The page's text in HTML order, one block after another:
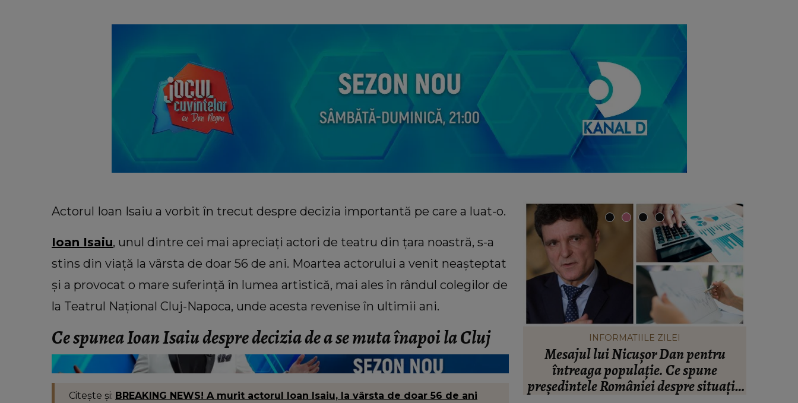
Actorul Ioan Isaiu a vorbit în trecut despre decizia importantă pe care a luat-o.
Ioan Isaiu, unul dintre cei mai apreciați actori de teatru din țara noastră, s-a
stins din viață la vârsta de doar 56 de ani. Moartea actorului a venit neașteptat
și a provocat o mare suferință în lumea artistică, mai ales în rândul colegilor de
la Teatrul Național Cluj-Napoca, unde acesta revenise în ultimii ani.
Ce spunea Ioan Isaiu despre decizia de a se muta înapoi la Cluj
Citește și: BREAKING NEWS! A murit actorul Ioan Isaiu, la vârsta de doar 56 de ani
VEDETE
Cu câți bani a rămas Oana Lis să
cumpere mâncare pentru ea și soțul ei,
Viorel: „Abia mâine luăm pensia.”
HOROSCOP
Ce oraș ar trebui să vizitezi în
urnătoarea vacanță, în funcție de zodie
INFORMATIILE ZILEI
Mesajul lui Nicușor Dan pentru
întreaga populație. Ce spune
președintele României despre situația